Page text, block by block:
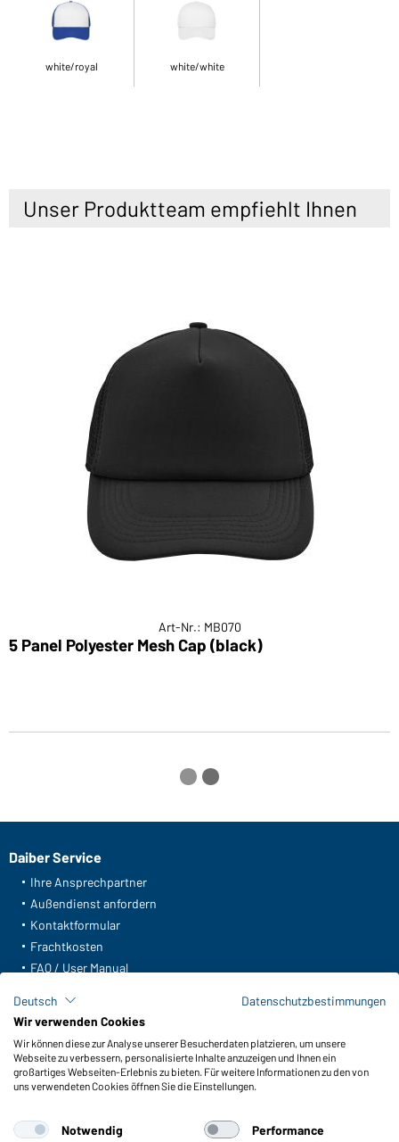
white/royal white/white
Unser Produktteam empfiehlt Ihnen
Art-Nr.: MB070
5 Panel Polyester Mesh Cap (black)
Daiber Service
Ihre Ansprechpartner
Außendienst anfordern
Kontaktformular
Frachtkosten
FAQ / User Manual
Meldeportal nach Hinweisgeberschutz
Funktionen & Pflege
Produkteigenschaften
Pflegehinweise
Farben
Deutsch
Datenschutzbestimmungen
Wir verwenden Cookies
Wir können diese zur Analyse unserer Besucherdaten platzieren, um unsere
Webseite zu verbessern, personalisierte Inhalte anzuzeigen und Ihnen ein
großartiges Webseiten-Erlebnis zu bieten. Für weitere Informationen zu den von
uns verwendeten Cookies öffnen Sie die Einstellungen.
Notwendig Performance